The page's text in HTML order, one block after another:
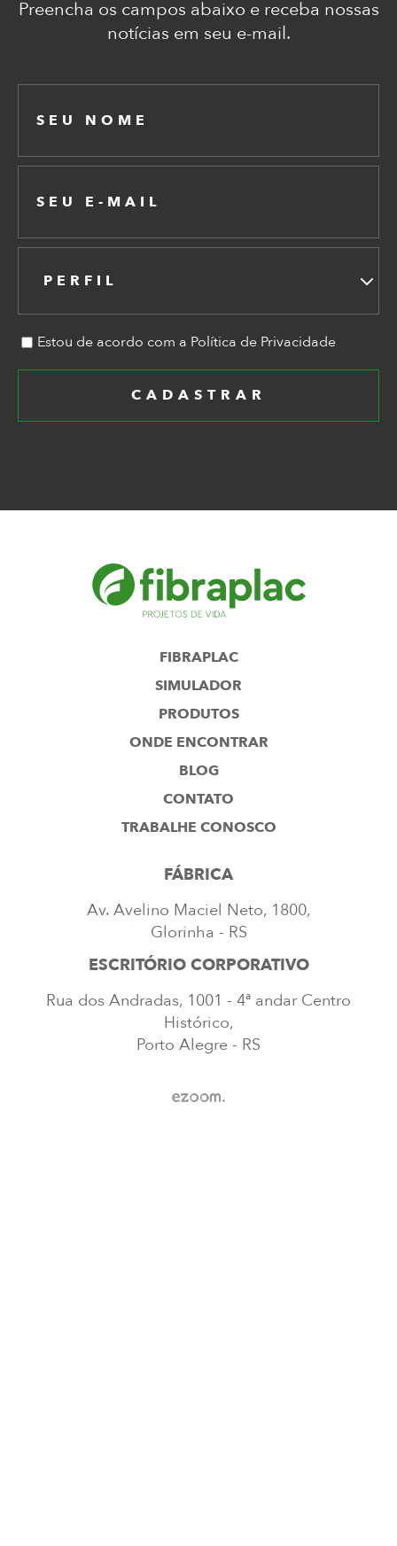
Preencha os campos abaixo e receba nossas
notícias em seu e-mail.
PERFIL
Estou de acordo com a Política de Privacidade
CADASTRAR
FIBRAPLAC
SIMULADOR
PRODUTOS
ONDE ENCONTRAR
BLOG
CONTATO
TRABALHE CONOSCO
FÁBRICA
Av. Avelino Maciel Neto, 1800,
Glorinha - RS
ESCRITÓRIO CORPORATIVO
Rua dos Andradas, 1001 - 4ª andar Centro
Histórico,
Porto Alegre - RS